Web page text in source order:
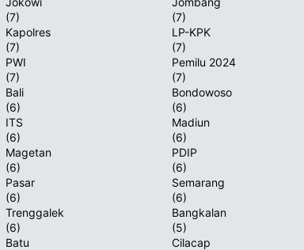
(7)
(7)
Kapolres
(7)
LP-KPK
(7)
PWI
(7)
Pemilu 2024
(7)
Bali
(6)
Bondowoso
(6)
ITS
(6)
Madiun
(6)
Magetan
(6)
PDIP
(6)
Pasar
(6)
Semarang
(6)
Trenggalek
(6)
Bangkalan
(5)
Batu
Cilacap